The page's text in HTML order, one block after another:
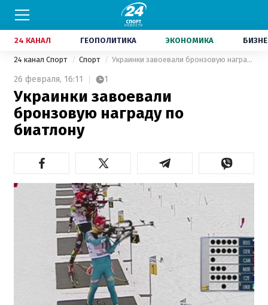
24 КАНАЛ ГЕОПОЛИТИКА ЭКОНОМИКА
24 канал Спорт Спорт Украинки завоевали бронзовую награду по биатлону
26 февраля, 16:11 1
Украинки завоевали
бронзовую награду по
биатлону